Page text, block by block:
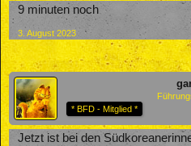
9 minuten noch
3. August 2023
* BFD - Mitglied *
Jetzt ist bei den